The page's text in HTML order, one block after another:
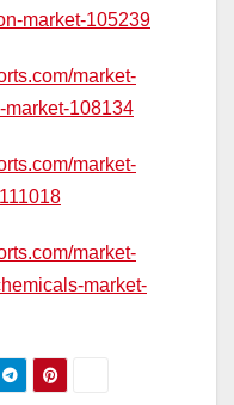
market-105239
market-
market-108134
market-
market-
market-